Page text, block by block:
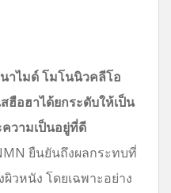
าไมด์ โมโนนิวคลีโอ
ฮือฮาได้ยกระดับให้เป็น
วามเป็นอยู่ที่ดี
ยืนยันถึงผลกระทบที่
วหนัง โดยเฉพาะอย่าง